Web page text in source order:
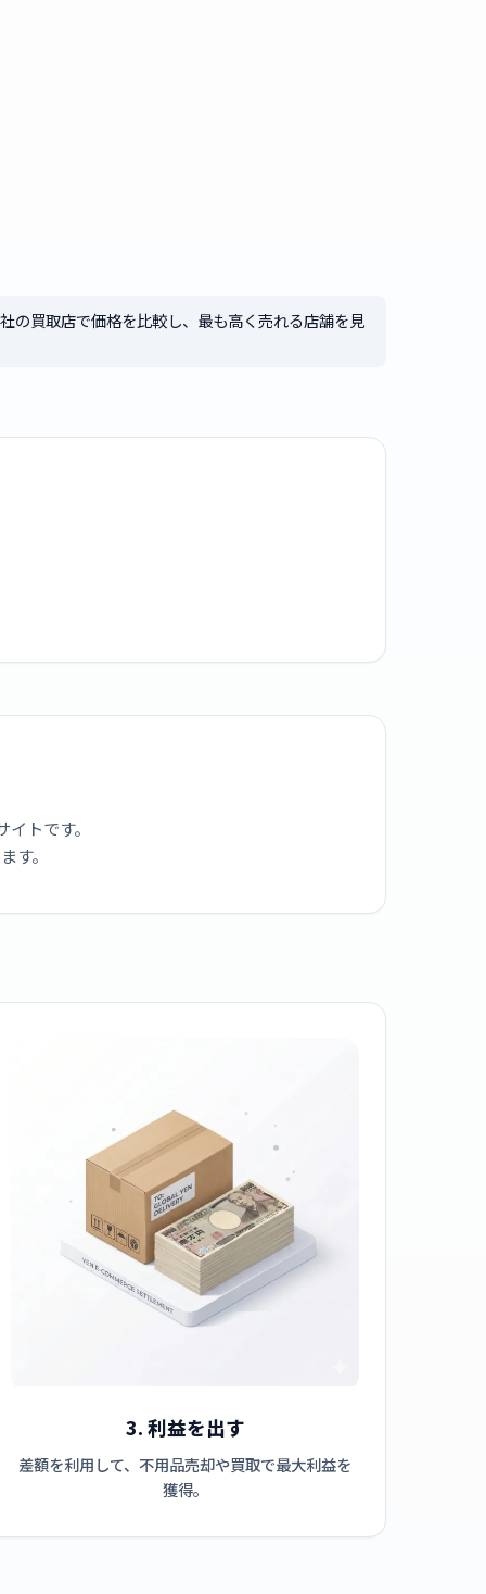
の買取店で価格を比較し、最も高く売れる店舗を見
トです。
す。
3. 利益を出す
差額を利用して、不用品売却や買取で最大利益を
獲得。